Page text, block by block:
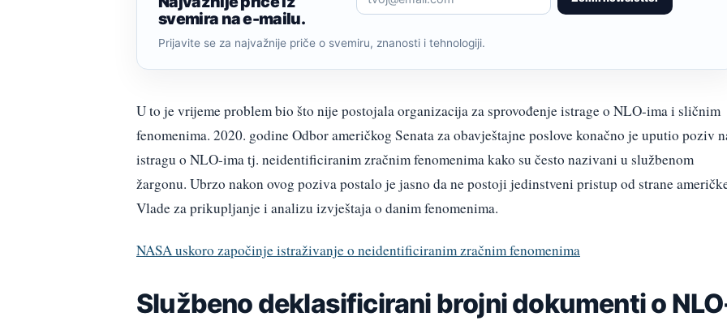
svemira na e-mailu.
Prijavite se za najvažnije priče o svemiru, znanosti i tehnologiji.
U to je vrijeme problem bio što nije postojala organizacija za sprovođenje istrage o NLO-ima i sličnim
fenomenima. 2020. godine Odbor američkog Senata za obavještajne poslove konačno je uputio poziv
istragu o NLO-ima tj. neidentificiranim zračnim fenomenima kako su često nazivani u službenom
žargonu. Ubrzo nakon ovog poziva postalo je jasno da ne postoji jedinstveni pristup od strane
Vlade za prikupljanje i analizu izvještaja o danim fenomenima.
NASA uskoro započinje istraživanje o neidentificiranim zračnim fenomenima
Službeno deklasificirani brojni dokumenti o